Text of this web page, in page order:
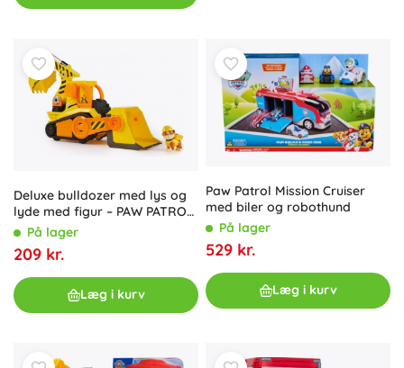
Deluxe bulldozer med lys og
lyde med figur – PAW PATROL
RUBBLE & CREW
På lager
209 kr.
Læg i kurv
Paw Patrol Mission Cruiser
med biler og robothund
På lager
529 kr.
Læg i kurv